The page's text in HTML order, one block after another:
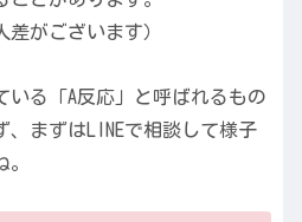
がございます）
いる「A反応」と呼ばれるもの
、まずはLINEで相談して様子